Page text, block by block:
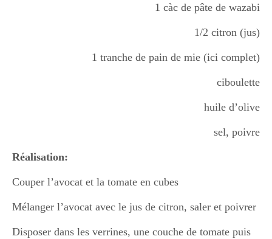
1 càc de pâte de wazabi
1/2 citron (jus)
1 tranche de pain de mie (ici complet)
ciboulette
huile d’olive
sel, poivre
Réalisation:
Couper l’avocat et la tomate en cubes
Mélanger l’avocat avec le jus de citron, saler et poivrer
Disposer dans les verrines, une couche de tomate puis